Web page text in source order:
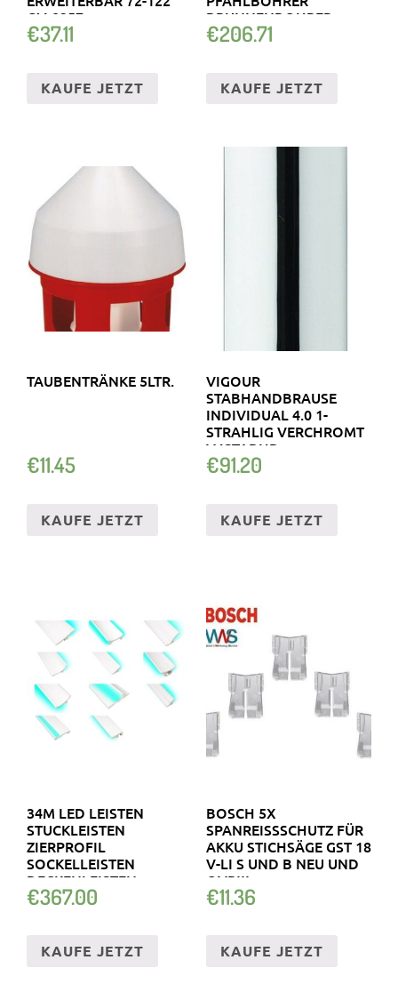
CM 8257
€37.11
KAUFE JETZT
BRUNNENBOHRER
ERDBOHRGERÄT
€206.71
KAUFE JETZT
TAUBENTRÄNKE 5LTR.
€11.45
KAUFE JETZT
VIGOUR
STABHANDBRAUSE
INDIVIDUAL 4.0 1-
STRAHLIG VERCHROMT
V4STABHB
€91.20
KAUFE JETZT
34M LED LEISTEN
STUCKLEISTEN
ZIERPROFIL
SOCKELLEISTEN
DECKENLEISTEN
€367.00
KAUFE JETZT
BOSCH 5X
SPANREISSSCHUTZ FÜR A
KKU STICHSÄGE GST 18 V
-LI S UND B NEU UND O
VP!!!
€11.36
KAUFE JETZT